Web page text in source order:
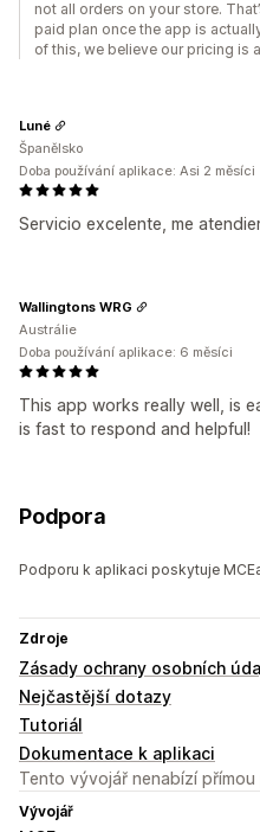
not all orders on your store.
paid plan once the app is
of this, we believe our pricing is
Servicio excelente, me
Luné
Španělsko
Doba používání aplikace: Asi 2 měsíci
This app works really well, is
is fast to respond and helpful!
Wallingtons WRG
Austrálie
Doba používání aplikace: 6 měsíci
Podpora
Podporu k aplikaci poskytuje
Zdroje
Zásady ochrany osobních
Nejčastější dotazy
Tutoriál
Dokumentace k aplikaci
Tento vývojář nenabízí
Vývojář